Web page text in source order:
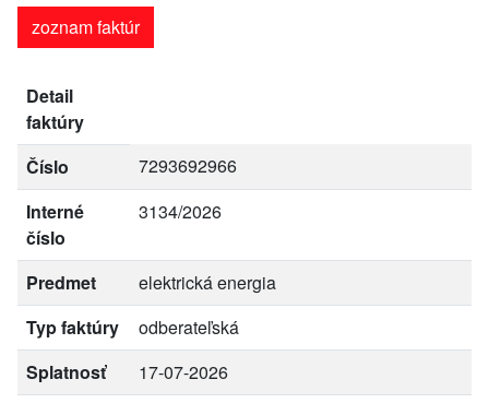
zoznam faktúr
Detail
faktúry
Číslo
7293692966
Interné
číslo
3134/2026
Predmet
elektrická energia
Typ faktúry
odberateľská
Splatnosť
17-07-2026